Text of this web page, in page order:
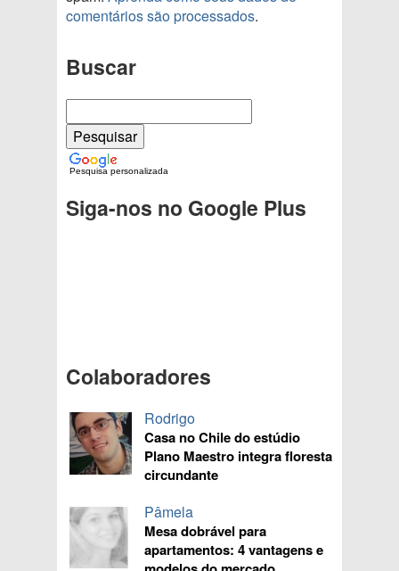
comentários são processados.
Buscar
Pesquisa personalizada
Siga-nos no Google Plus
Colaboradores
Rodrigo
Casa no Chile do estúdio
Plano Maestro integra floresta
circundante
Pâmela
Mesa dobrável para
apartamentos: 4 vantagens e